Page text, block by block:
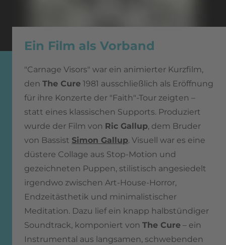
Ein Film als Vorband
"Carnage Visors" war ein animierter Kurzfilm,
den The Cure 1981 ausschließlich als Eröffnung
für ihre Konzerte der "Faith"-Tour zeigten –
statt eines klassischen Supports. Produziert
wurde der Film von Ric Gallup, dem Bruder
von Bassist Simon Gallup. Visuell war es eine
düstere Collage aus Stop-Motion und
gezeichneten Puppen, stilistisch angesiedelt
irgendwo zwischen Art-House-Horror,
Endzeitästhetik und minimalistischer
Meditation. Dazu lief ein knapp halbstündiger
Soundtrack, komponiert von The Cure – ein
Instrumental aus langsamen, schwebenden